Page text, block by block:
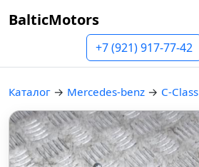
BalticMotors
+7 (921) 917-77-42
Каталог → Mercedes-benz → C-Class